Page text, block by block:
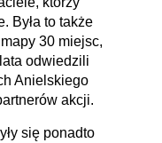
Była to także
30 miejsc,
odwiedzili
Anielskiego
akcji.
się ponadto